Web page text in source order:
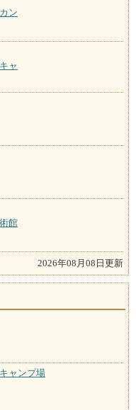
ン
ャ
館
2026年08月08日更新
ャンプ場